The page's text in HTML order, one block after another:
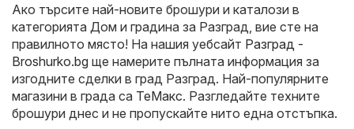
Ако търсите най-новите брошури и каталози в
категорията Дом и градина за Разград, вие сте на
правилното място! На нашия уебсайт Разград -
Broshurko.bg ще намерите пълната информация за
изгодните сделки в град Разград. Най-популярните
магазини в града са ТеMакс. Разгледайте техните
брошури днес и не пропускайте нито една отстъпка.